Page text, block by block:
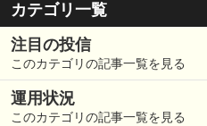
カテゴリ一覧
注目の投信
このカテゴリの記事一覧を見る
運用状況
このカテゴリの記事一覧を見る